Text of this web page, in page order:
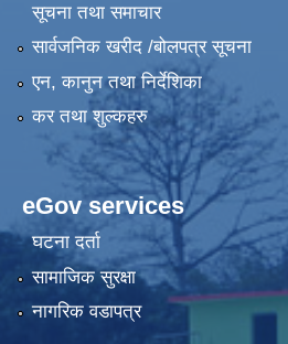
सूचना तथा समाचार
सार्वजनिक खरीद /बोलपत्र सूचना
एन, कानुन तथा निर्देशिका
कर तथा शुल्कहरु
eGov services
घटना दर्ता
सामाजिक सुरक्षा
नागरिक वडापत्र